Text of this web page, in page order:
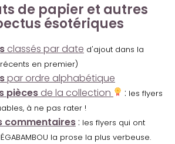
de papier et autres
ésotériques
classés par date d'ajout dans la
en premier)
par ordre alphabétique
pièces de la collection : les flyers
à ne pas rater !
commentaires : les flyers qui ont
la prose la plus verbeuse.